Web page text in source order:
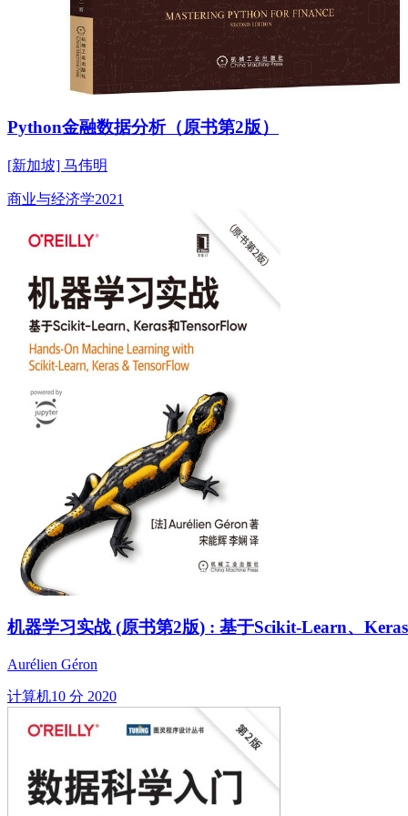
Python金融数据分析（原书第2版）
[新加坡] 马伟明
商业与经济学2021
机器学习实战 (原书第2版) : 基于Scikit-Learn、
Aurélien Géron
计算机10 分 2020